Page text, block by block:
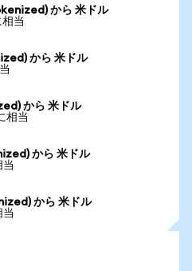
から 米ドル
当
から 米ドル
から 米ドル
相当
から 米ドル
当
から 米ドル
当